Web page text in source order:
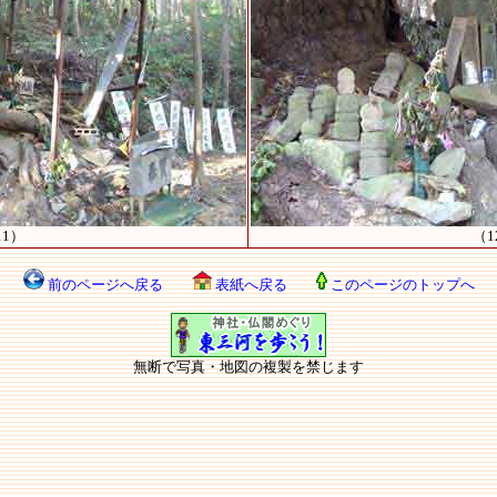
） （
前のページへ戻る 表紙へ戻る このページのトップへ
無断で写真・地図の複製を禁じます